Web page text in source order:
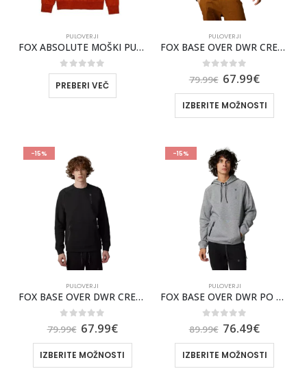
PULOVERJI
FOX ABSOLUTE MOŠKI PULOVER S KAPUCO [COC]
0out of 5
PREBERI VEČ
PULOVERJI
FOX BASE OVER DWR CREW MOŠKI PULOVER
out of 5
79.99€ 67.99€
IZBERITE MOŽNOSTI
-15%
PULOVERJI
FOX BASE OVER DWR CREW MOŠKI PULOVER [BLK]
out of 5
79.99€ 67.99€
IZBERITE MOŽNOSTI
-15%
PULOVERJI
FOX BASE OVER DWR PO FLC [HTR GRAPH]
out of 5
89.99€ 76.49€
IZBERITE MOŽNOSTI